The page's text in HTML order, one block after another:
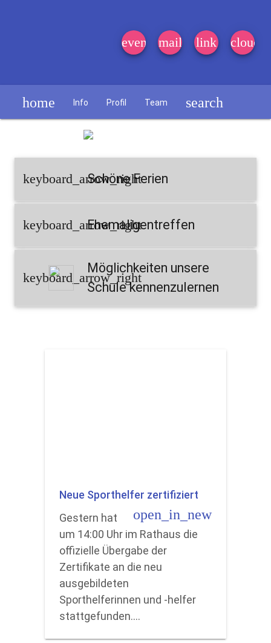
event_note
mail link cloud
home Info Profil Team search
keyboard_arrow_right
Schöne Ferien
keyboard_arrow_rightEhemaligentreffen
keyboard_arrow_right
Möglichkeiten unsere
Schule kennenzulernen
Neue Sporthelfer zertifiziert
open_in_new
Gestern hat
um 14:00 Uhr im Rathaus die
offizielle Übergabe der
Zertifikate an die neu
ausgebildeten
Sporthelferinnen und -helfer
stattgefunden.…